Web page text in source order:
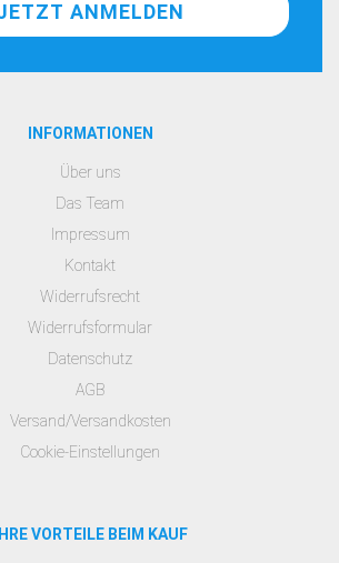
INFORMATIONEN
Über uns
Das Team
Impressum
Kontakt
Widerrufsrecht
Widerrufsformular
Datenschutz
AGB
Versand/Versandkosten
Cookie-Einstellungen
IHRE VORTEILE BEIM KAUF